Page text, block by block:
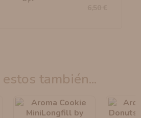
estos también...